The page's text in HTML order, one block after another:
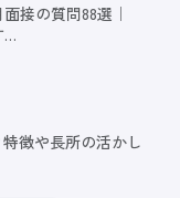
接の質問88選｜
…
特徴や長所の活かし